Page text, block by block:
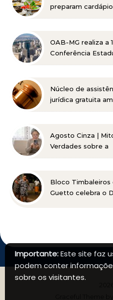
preparam
OAB-MG realiza a
Conferência
referência nacional
Núcleo de
jurídica gratuita
Agosto Cinza |
Verdades sobre a
Bloco Timbaleiros
Guetto celebra o
Importante:Este site faz
podem conter
sobre os visitantes.